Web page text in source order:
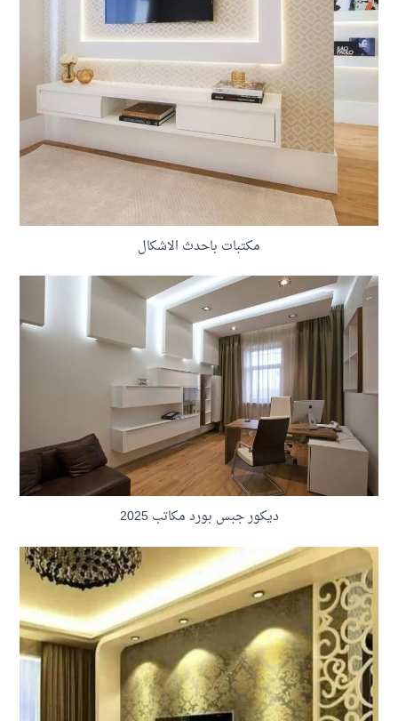
مكتبات باحدث الاشكال
ديكور جبس بورد مكاتب 2025